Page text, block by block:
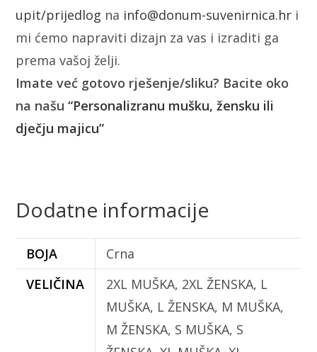
upit/prijedlog na info@donum-suvenirnica.hr i
mi ćemo napraviti dizajn za vas i izraditi ga
prema vašoj želji.
Imate već gotovo rješenje/sliku? Bacite oko
na našu“Personalizranu mušku, žensku ili
dječju majicu”
Dodatne informacije
BOJA
Crna
VELIČINA
2XL MUŠKA, 2XL ŽENSKA, L
MUŠKA, L ŽENSKA, M MUŠKA,
M ŽENSKA, S MUŠKA, S